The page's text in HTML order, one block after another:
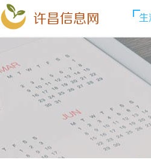
许昌信息网 生